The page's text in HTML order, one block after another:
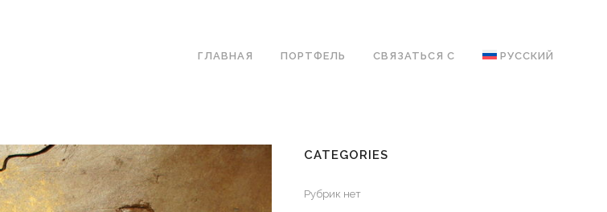
ГЛАВНАЯ ПОРТФЕЛЬ СВЯЗАТЬСЯ С РУССКИЙ
CATEGORIES
Рубрик нет